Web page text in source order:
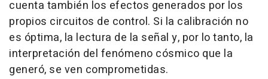
cuenta también los efectos generados por los
propios circuitos de control. Si la calibración no
es óptima, la lectura de la señal y, por lo tanto, la
interpretación del fenómeno cósmico que la
generó, se ven comprometidas.